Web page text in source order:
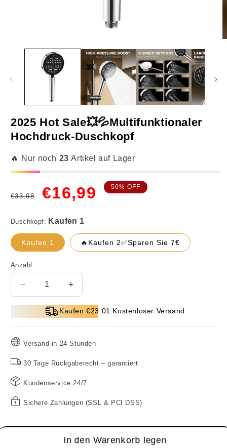
2025 Hot Sale💥💦Multifunktionaler
Hochdruck-Duschkopf
🔥 Nur noch 23Artikel auf Lager
Normaler
Preis
€33,98
Verkaufspreis
€16,99 50% OFF
Duschkopf:
Kaufen 1 🔥Kaufen 2✅Sparen Sie 7€
Anzahl
Verringere
die
Menge
für
Hot
💥
Multifunktionaler
Duschkopf
Erhöhe
die
Menge
für
Hot
💥
Multifunktionaler
Duschkopf
Kaufen €23.01 Kostenloser Versand
Versand in 24 Stunden
30 Tage Rückgaberecht – garantiert
Kundenservice 24/7
Sichere Zahlungen (SSL & PCI DSS)
In den Warenkorb legen